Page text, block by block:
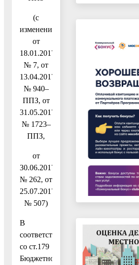
(c
изменениями
от
18.01.2017
№ 7, от
13.04.2017
№ 940–
ППЗ, от
31.05.2017
№ 1723–
ППЗ,
от
30.06.2017
№ 262, от
25.07.2017
№ 507)
В
соответствии
со ст.179
Бюджетного